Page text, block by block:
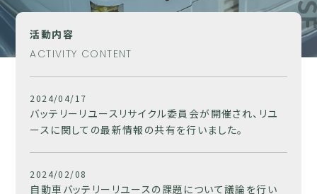
活動内容
ACTIVITY CONTENT
2024/04/17
バッテリーリユースリサイクル委員会が開催され、リユ
ースに関しての最新情報の共有を行いました。
2024/02/08
自動車バッテリーリユースの課題について議論を行い